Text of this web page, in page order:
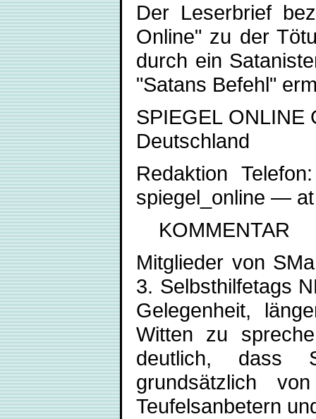
Der Leserbrief
Online" zu der
durch ein
"Satans Befehl"
SPIEGEL ONLINE
Deutschland
Redaktion
spiegel_online —
KOMMENTAR
Mitglieder von
3. Selbsthilfetags
Gelegenheit,
Witten zu
deutlich, dass
grundsätzlich
Teufelsanbetern